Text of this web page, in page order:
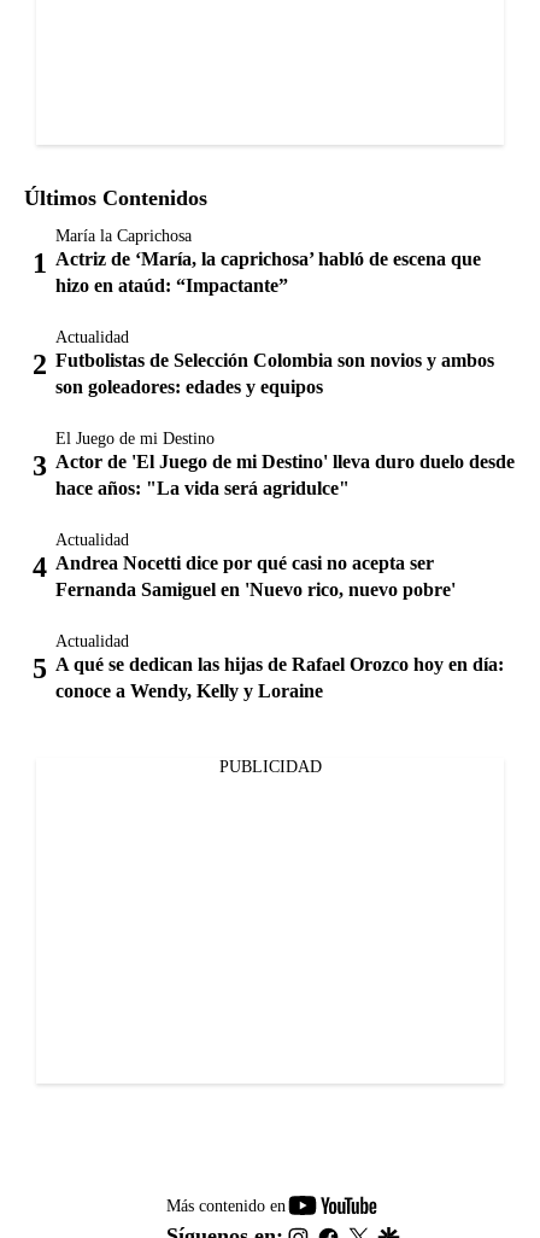
Últimos Contenidos
María la Caprichosa
Actriz de ‘María, la caprichosa’ habló de escena que
hizo en ataúd: “Impactante”
Actualidad
Futbolistas de Selección Colombia son novios y ambos
son goleadores: edades y equipos
El Juego de mi Destino
Actor de 'El Juego de mi Destino' lleva duro duelo desde
hace años: "La vida será agridulce"
Actualidad
Andrea Nocetti dice por qué casi no acepta ser
Fernanda Samiguel en 'Nuevo rico, nuevo pobre'
Actualidad
A qué se dedican las hijas de Rafael Orozco hoy en día:
conoce a Wendy, Kelly y Loraine
PUBLICIDAD
Más contenido en
youtube-
footer
instagram
facebook
twitter